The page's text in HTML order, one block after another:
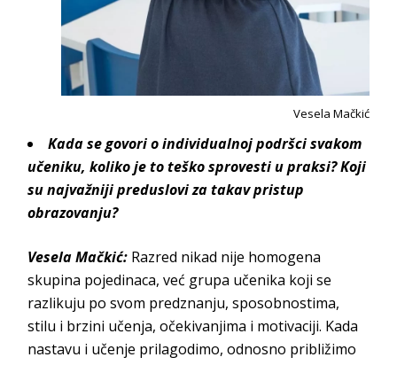
Vesela Mačkić
Kada se govori o individualnoj podršci svakom
učeniku, koliko je to teško sprovesti u praksi? Koji
su najvažniji preduslovi za takav pristup
obrazovanju?
Vesela Mačkić: Razred nikad nije homogena
skupina pojedinaca, već grupa učenika koji se
razlikuju po svom predznanju, sposobnostima,
stilu i brzini učenja, očekivanjima i motivaciji. Kada
nastavu i učenje prilagodimo, odnosno približimo